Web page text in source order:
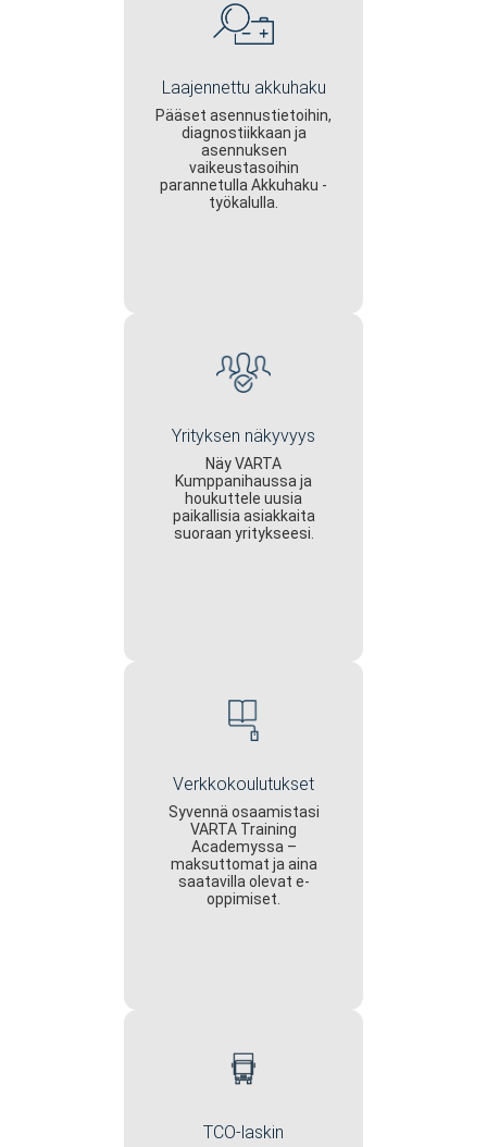
Laajennettu akkuhaku
Pääset asennustietoihin,
diagnostiikkaan ja
asennuksen
vaikeustasoihin
parannetulla Akkuhaku -
työkalulla.
Yrityksen näkyvyys
Näy VARTA
Kumppanihaussa ja
houkuttele uusia
paikallisia asiakkaita
suoraan yritykseesi.
Verkkokoulutukset
Syvennä osaamistasi
VARTA Training
Academyssa –
maksuttomat ja aina
saatavilla olevat e-
oppimiset.
TCO-laskin